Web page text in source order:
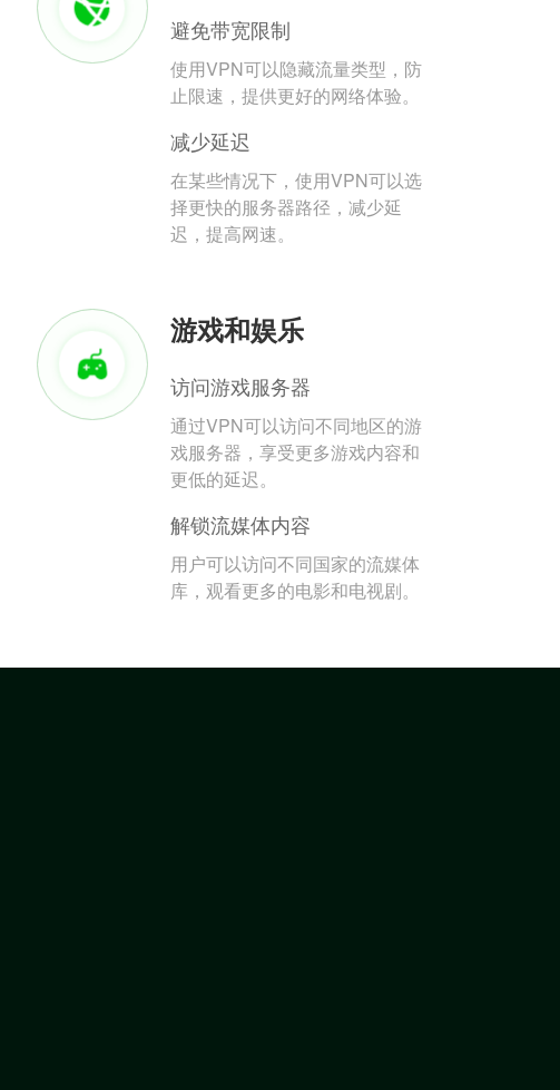
避免带宽限制
使用VPN可以隐藏流量类型，防
止限速，提供更好的网络体验。
减少延迟
在某些情况下，使用VPN可以选
择更快的服务器路径，减少延
迟，提高网速。
游戏和娱乐
访问游戏服务器
通过VPN可以访问不同地区的游
戏服务器，享受更多游戏内容和
更低的延迟。
解锁流媒体内容
用户可以访问不同国家的流媒体
库，观看更多的电影和电视剧。